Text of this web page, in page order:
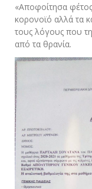
«Αποφοίτησα
κορονοϊό αλλά τα
τους λόγους που
από τα θρανία.